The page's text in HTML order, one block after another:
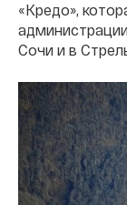
«Кредо»,
Сочи и в